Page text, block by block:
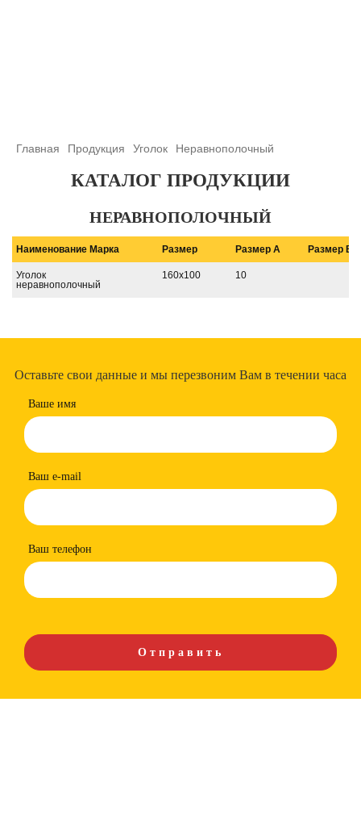
Главная Продукция Уголок Неравнополочный
КАТАЛОГ ПРОДУКЦИИ
НЕРАВНОПОЛОЧНЫЙ
Наименование Марка Размер Размер A Размер B
Уголок
неравнополочный
160х100 10
Оставьте свои данные и мы перезвоним Вам в течении часа
Ваше имя
Ваш e-mail
Ваш телефон